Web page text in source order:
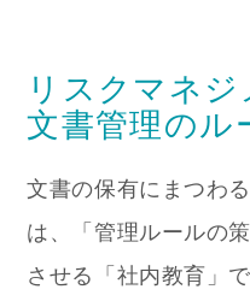
リスクマネ
文書管理のル
文書の保有にまつわ
は、「管理ルールの
させる「社内教育」